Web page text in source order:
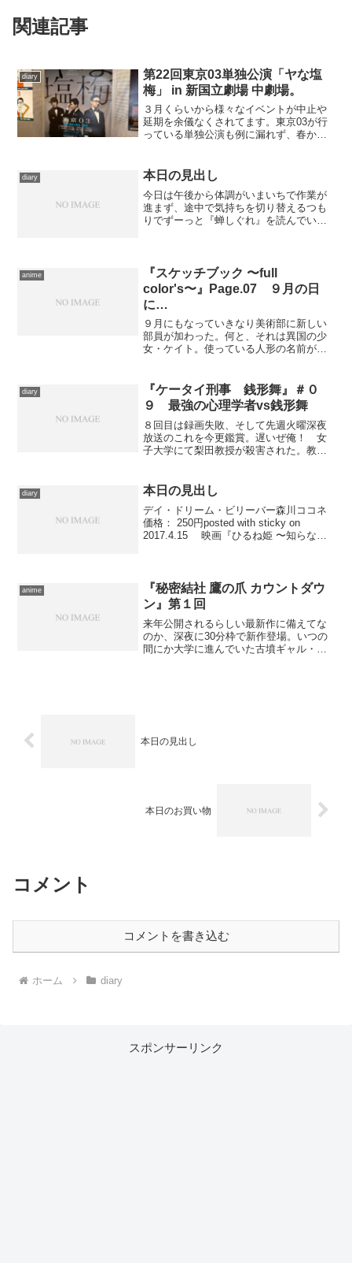
関連記事
diary
第22回東京03単独公演「ヤな塩
梅」 in 新国立劇場 中劇場。
３月くらいから様々なイベントが中止や
延期を余儀なくされてます。東京03が行
っている単独公演も例に漏れず、春から
り、他の地方公演も延期を繰り返し、最
終的にすべてキャンセル...
diary 本日の見出し
今日は午後から体調がいまいちで作業が
進まず、途中で気持ちを切り替えるつも
りでずーっと『蝉しぐれ』を読んでいた
を本日の見出しとしまし...
anime
『スケッチブック 〜full
color's〜』Page.07 ９月の日
に…
９月にもなっていきなり美術部に新しい
部員が加わった。何と、それは異国の少
女・ケイト。使っている人形の名前が外
風とかそもそも春日野先生からして間違
った日本の知識を吹きこみ...
diary
『ケータイ刑事 銭形舞』＃０
９ 最強の心理学者vs銭形舞
８回目は録画失敗、そして先週火曜深夜
放送のこれを今更鑑賞。遅いぜ俺！ 女
子大学にて梨田教授が殺害された。教え
舞(堀北真希)らが駆けつけるが、現場に遺
体はなく、発見された...
diary 本日の見出し
デイ・ドリーム・ビリーバー森川ココネ
価格： 250円posted with sticky on
2017.4.15 映画『ひるね姫 〜知らない
anime
『秘密結社 鷹の爪 カウントダウ
ン』第１回
来年公開されるらしい最新作に備えてな
のか、深夜に30分枠で新作登場。いつの
間にか大学に進んでいた古墳ギャル・コ
本日の見出し
本日のお買い物
コメント
コメントを書き込む
ホーム diary
スポンサーリンク